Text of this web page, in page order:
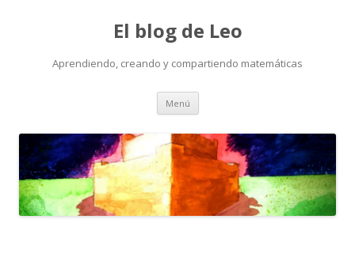
El blog de Leo
Aprendiendo, creando y compartiendo matemáticas
Menú Saltar
contenido